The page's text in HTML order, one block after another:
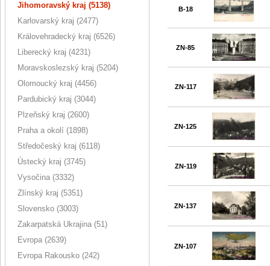
Jihomoravský kraj (5138)
Karlovarský kraj (2477)
Královehradecký kraj (6526)
Liberecký kraj (4231)
Moravskoslezský kraj (5204)
Olomoucký kraj (4456)
Pardubický kraj (3044)
Plzeňský kraj (2600)
Praha a okolí (1898)
Středočeský kraj (6118)
Ústecký kraj (3745)
Vysočina (3332)
Zlínský kraj (5351)
Slovensko (3003)
Zakarpatská Ukrajina (51)
Evropa (2639)
Evropa Rakousko (242)
B-18
ZN-85
ZN-117
ZN-125
ZN-119
ZN-137
ZN-107